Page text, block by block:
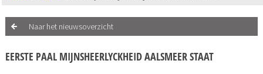
Naar het nieuwsoverzicht
EERSTE PAAL MIJNSHEERLYCKHEID AALSMEER STAAT